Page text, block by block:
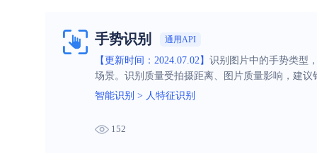
手势识别 通用API
【更新时间：2024.07.02】 识别图片中的手势类型
场景。识别质量受拍摄距离、图片质量影响，建
智能识别 > 人特征识别
152